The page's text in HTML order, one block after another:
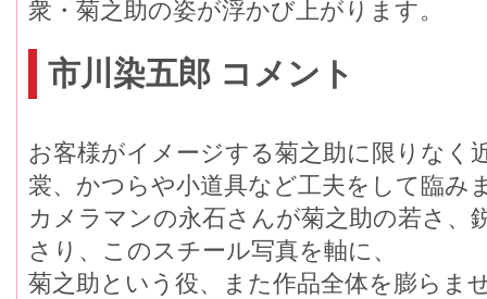
衆・菊之助の姿が浮かび上がります。
市川染五郎 コメント
お客様がイメージする菊之助に限りなく
裳、かつらや小道具など工夫をして臨み
カメラマンの永石さんが菊之助の若さ、
さり、このスチール写真を軸に、
菊之助という役、また作品全体を膨らま